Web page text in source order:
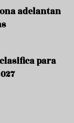
adelantan
para